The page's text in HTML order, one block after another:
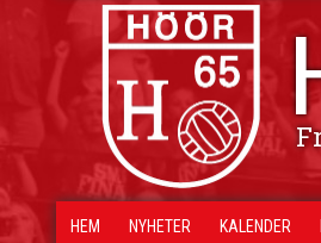
HEM NYHETER KALENDER